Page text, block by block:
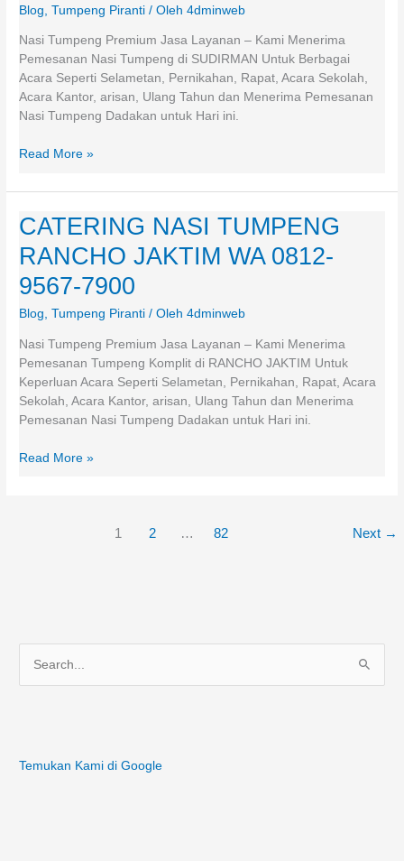
Blog ,Tumpeng Piranti / Oleh4dminweb
Nasi Tumpeng Premium Jasa Layanan – Kami Menerima
Pemesanan Nasi Tumpeng di SUDIRMAN Untuk Berbagai
Acara Seperti Selametan, Pernikahan, Rapat, Acara Sekolah,
Acara Kantor, arisan, Ulang Tahun dan Menerima Pemesanan
Nasi Tumpeng Dadakan untuk Hari ini.
0812-
7900
Read More »
CATERING NASI TUMPENG
RANCHO JAKTIM WA 0812-
9567-7900
Blog,Tumpeng Piranti / Oleh4dminweb
Nasi Tumpeng Premium Jasa Layanan – Kami Menerima
Pemesanan Tumpeng Komplit di RANCHO JAKTIM Untuk
Keperluan Acara Seperti Selametan, Pernikahan, Rapat, Acara
Sekolah, Acara Kantor, arisan, Ulang Tahun dan Menerima
Pemesanan Nasi Tumpeng Dadakan untuk Hari ini.
CATERING
NASI
TUMPENG
RANCHO
JAKTIM
WA
9567-
7900
Read More »
1 2 … 82 Next →
u
Temukan Kami di Google